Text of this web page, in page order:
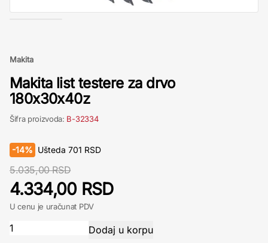
Makita
Makita list testere za drvo
180x30x40z
Šifra proizvoda: B-32334
-14% Ušteda 701 RSD
5.035,00 RSD
4.334,00 RSD
U cenu je uračunat PDV